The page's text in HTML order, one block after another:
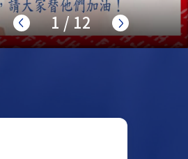
2/12